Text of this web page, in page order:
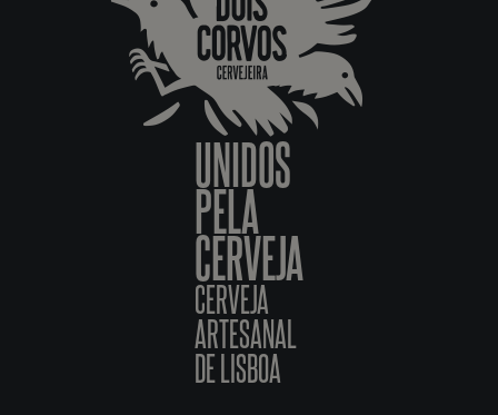
UNIDOS
PELA
CERVEJA
CERVEJA
ARTESANAL
DE LISBOA